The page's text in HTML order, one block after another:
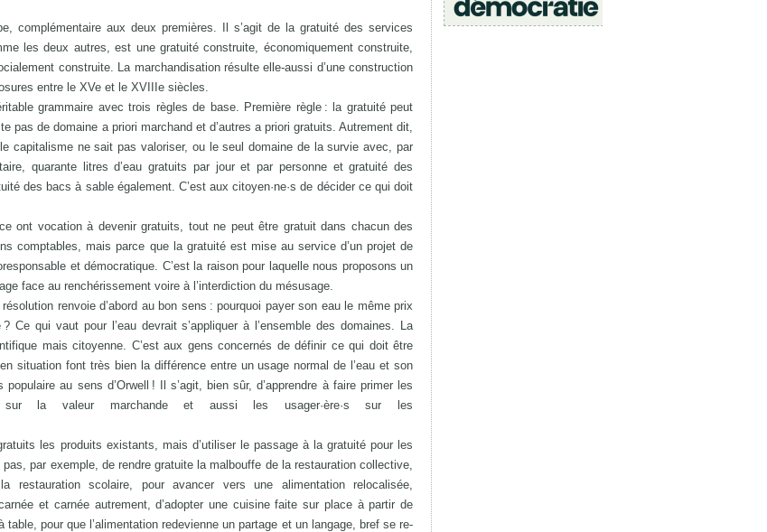
complémentaire aux deux premières. Il s’agit de la gratuité des services
les deux autres, est une gratuité construite, économiquement construite,
construite. La marchandisation résulte elle-aussi d’une construction
entre le XVe et le XVIIIe siècles.
grammaire avec trois règles de base. Première règle : la gratuité peut
pas de domaine a priori marchand et d’autres a priori gratuits. Autrement dit,
capitalisme ne sait pas valoriser, ou le seul domaine de la survie avec, par
quarante litres d’eau gratuits par jour et par personne et gratuité des
des bacs à sable également. C’est aux citoyen·ne·s de décider ce qui doit
ont vocation à devenir gratuits, tout ne peut être gratuit dans chacun des
comptables, mais parce que la gratuité est mise au service d’un projet de
et démocratique. C’est la raison pour laquelle nous proposons un
face au renchérissement voire à l’interdiction du mésusage.
renvoie d’abord au bon sens : pourquoi payer son eau le même prix
Ce qui vaut pour l’eau devrait s’appliquer à l’ensemble des domaines. La
mais citoyenne. C’est aux gens concernés de définir ce qui doit être
situation font très bien la différence entre un usage normal de l’eau et son
au sens d’Orwell ! Il s’agit, bien sûr, d’apprendre à faire primer les
sur la valeur marchande et aussi les usager·ère·s sur les
les produits existants, mais d’utiliser le passage à la gratuité pour les
par exemple, de rendre gratuite la malbouffe de la restauration collective,
scolaire, pour avancer vers une alimentation relocalisée,
et carnée autrement, d’adopter une cuisine faite sur place à partir de
pour que l’alimentation redevienne un partage et un langage, bref se re-